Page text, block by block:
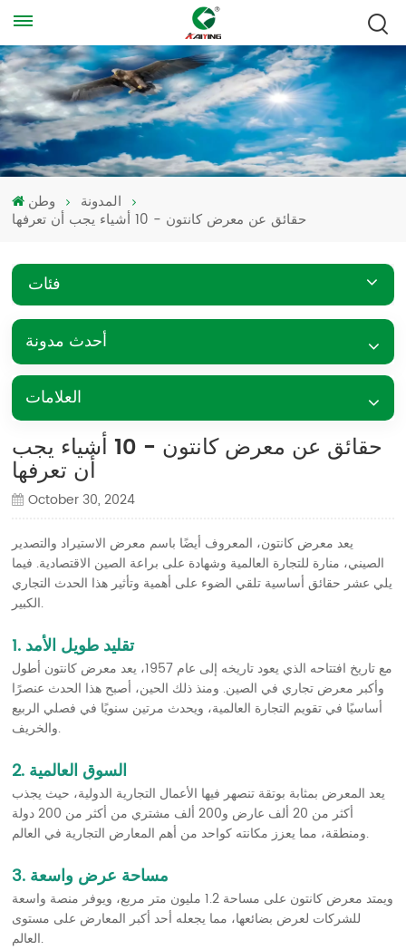
وطن
المدونة
حقائق عن معرض كانتون - 10 أشياء يجب أن تعرفها
فئات
أحدث مدونة
العلامات
حقائق عن معرض كانتون - 10 أشياء يجب
أن تعرفها
October 30, 2024
يعد معرض كانتون، المعروف أيضًا باسم معرض الاستيراد والتصدير
الصيني، منارة للتجارة العالمية وشهادة على براعة الصين الاقتصادية. فيما
يلي عشر حقائق أساسية تلقي الضوء على أهمية وتأثير هذا الحدث التجاري
الكبير.
1. تقليد طويل الأمد
مع تاريخ افتتاحه الذي يعود تاريخه إلى عام 1957، يعد معرض كانتون أطول
وأكبر معرض تجاري في الصين. ومنذ ذلك الحين، أصبح هذا الحدث عنصرًا
أساسيًا في تقويم التجارة العالمية، ويحدث مرتين سنويًا في فصلي الربيع
والخريف.
2. السوق العالمية
يعد المعرض بمثابة بوتقة تنصهر فيها الأعمال التجارية الدولية، حيث يجذب
أكثر من 20 ألف عارض و200 ألف مشتري من أكثر من 200 دولة
ومنطقة، مما يعزز مكانته كواحد من أهم المعارض التجارية في العالم.
3. مساحة عرض واسعة
ويمتد معرض كانتون على مساحة 1.2 مليون متر مربع، ويوفر منصة واسعة
للشركات لعرض بضائعها، مما يجعله أحد أكبر المعارض على مستوى
العالم.